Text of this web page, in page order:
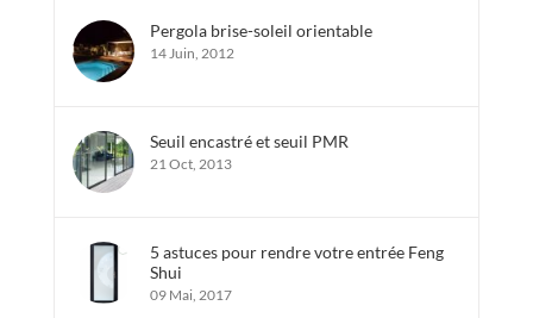
Pergola brise-soleil orientable
14 Juin, 2012
Seuil encastré et seuil PMR
21 Oct, 2013
5 astuces pour rendre votre entrée Feng
Shui
09 Mai, 2017